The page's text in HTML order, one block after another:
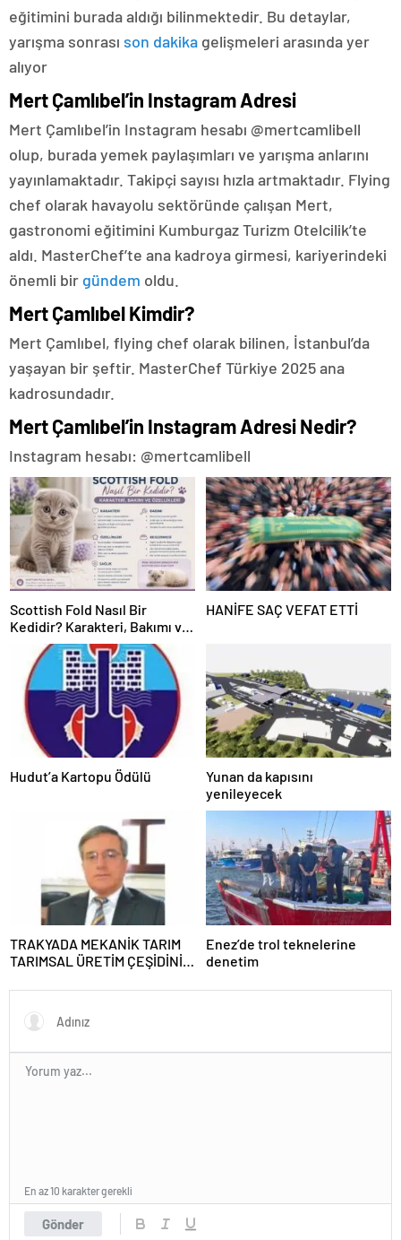
eğitimini burada aldığı bilinmektedir. Bu detaylar,
yarışma sonrası son dakika gelişmeleri arasında yer
alıyor
Mert Çamlıbel’in Instagram Adresi
Mert Çamlıbel’in Instagram hesabı @mertcamlibell
olup, burada yemek paylaşımları ve yarışma anlarını
yayınlamaktadır. Takipçi sayısı hızla artmaktadır. Flying
chef olarak havayolu sektöründe çalışan Mert,
gastronomi eğitimini Kumburgaz Turizm Otelcilik’te
aldı. MasterChef’te ana kadroya girmesi, kariyerindeki
önemli bir gündem oldu.
Mert Çamlıbel Kimdir?
Mert Çamlıbel, flying chef olarak bilinen, İstanbul’da
yaşayan bir şeftir. MasterChef Türkiye 2025 ana
kadrosundadır.
Mert Çamlıbel’in Instagram Adresi Nedir?
Instagram hesabı: @mertcamlibell
Scottish Fold Nasıl Bir
Kedidir? Karakteri, Bakımı ve
Özellikleri
HANİFE SAÇ VEFAT ETTİ
Hudut’a Kartopu Ödülü
Yunan da kapısını
yenileyecek
TRAKYADA MEKANİK TARIM
TARIMSAL ÜRETİM ÇEŞİDİNİ
Enez’de trol teknelerine
denetim
Gönder
En az 10 karakter gerekli